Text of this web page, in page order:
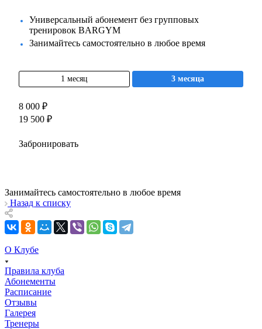
Универсальный абонемент без групповых
тренировок BARGYM
Занимайтесь самостоятельно в любое время
1 месяц 3 месяца
8 000 ₽
19 500 ₽
Забронировать
Занимайтесь самостоятельно в любое время
Назад к списку
О Клубе
Правила клуба
Абонементы
Расписание
Отзывы
Галерея
Тренеры